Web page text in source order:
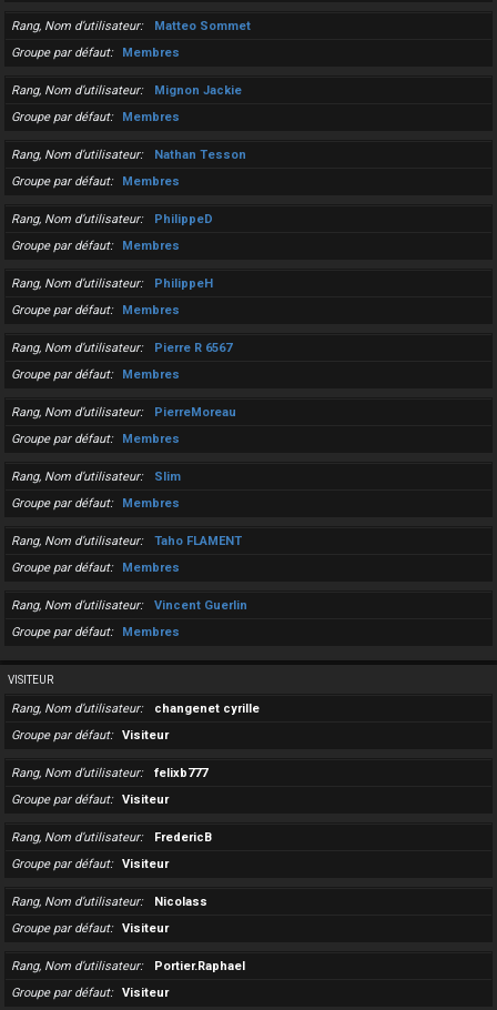
Rang, Nom d’utilisateur
Matteo Sommet
Groupe par défaut
Membres
Rang, Nom d’utilisateur
Mignon Jackie
Groupe par défaut
Membres
Rang, Nom d’utilisateur
Nathan Tesson
Groupe par défaut
Membres
Rang, Nom d’utilisateur
PhilippeD
Groupe par défaut
Membres
Rang, Nom d’utilisateur
PhilippeH
Groupe par défaut
Membres
Rang, Nom d’utilisateur
Pierre R 6567
Groupe par défaut
Membres
Rang, Nom d’utilisateur
PierreMoreau
Groupe par défaut
Membres
Rang, Nom d’utilisateur
Slim
Groupe par défaut
Membres
Rang, Nom d’utilisateur
Taho FLAMENT
Groupe par défaut
Membres
Rang, Nom d’utilisateur
Vincent Guerlin
Groupe par défaut
Membres
VISITEUR
Rang, Nom d’utilisateur
changenet cyrille
Groupe par défaut
Visiteur
Rang, Nom d’utilisateur
felixb777
Groupe par défaut
Visiteur
Rang, Nom d’utilisateur
FredericB
Groupe par défaut
Visiteur
Rang, Nom d’utilisateur
Nicolass
Groupe par défaut
Visiteur
Rang, Nom d’utilisateur
Portier.Raphael
Groupe par défaut
Visiteur